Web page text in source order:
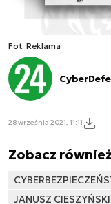
Fot. Reklama
28 września 2021, 11:11
Zobacz również
JANUSZ CIESZYŃSKI